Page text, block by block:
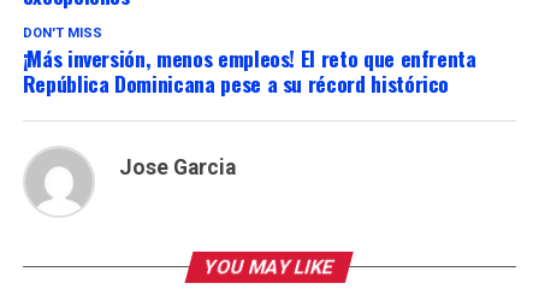
DON'T MISS
¡Más inversión, menos empleos! El reto que enfrenta
República Dominicana pese a su récord histórico
Jose Garcia
YOU MAY LIKE